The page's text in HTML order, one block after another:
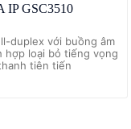
IP GSC3510
duplex với buồng âm
hợp loại bỏ tiếng vọng
tiên tiến